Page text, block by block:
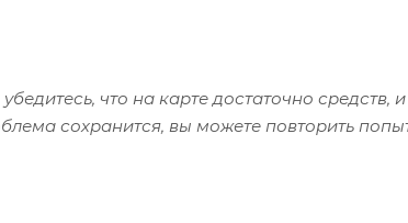
что на карте достаточно средств, и
сохранится, вы можете повторить